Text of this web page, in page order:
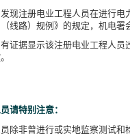
现注册电业工程人员在进行电
线路）规例》的规定，机电署
证据显示该注册电业工程人员
请特别注意：
除非曾进行或实地监察测试